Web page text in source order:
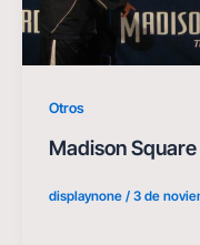
Otros
Madison
displaynone / 3 de